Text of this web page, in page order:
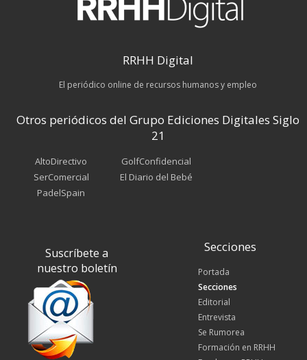
RRHH Digital
El periódico online de recursos humanos y empleo
Otros periódicos del Grupo Ediciones Digitales Siglo
21
AltoDirectivo
SerComercial
PadelSpain
GolfConfidencial
El Diario del Bebé
Suscríbete a
nuestro boletín
Secciones
Portada
Secciones
Editorial
Entrevista
Se Rumorea
Formación en RRHH